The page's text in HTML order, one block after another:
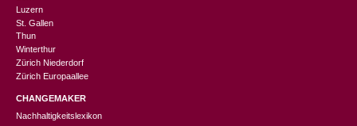
Luzern
St. Gallen
Thun
Winterthur
Zürich Niederdorf
Zürich Europaallee
CHANGEMAKER
Nachhaltigkeitslexikon